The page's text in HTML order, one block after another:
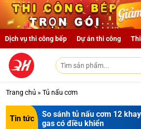
Skip to main content
Dịch vụ thi công bếp Dự án thi công
Trang chủ » Tủ nấu cơm
Tin tức
So sánh tủ nấu cơm 12
gas có điều khiển